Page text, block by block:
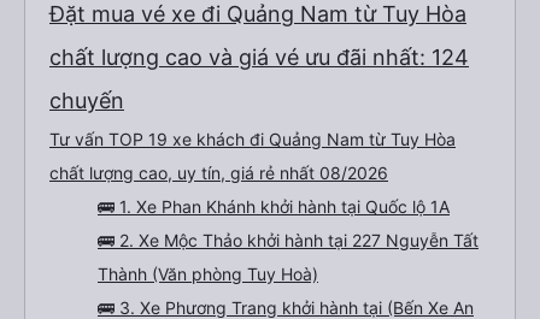
Đặt mua vé xe đi Quảng Nam từ Tuy Hòa
chất lượng cao và giá vé ưu đãi nhất: 124
chuyến
Tư vấn TOP 19 xe khách đi Quảng Nam từ Tuy Hòa
chất lượng cao, uy tín, giá rẻ nhất 08/2026
🚌 1. Xe Phan Khánh khởi hành tại Quốc lộ 1A
🚌 2. Xe Mộc Thảo khởi hành tại 227 Nguyễn Tất
Thành (Văn phòng Tuy Hoà)
🚌 3. Xe Phương Trang khởi hành tại (Bến Xe An